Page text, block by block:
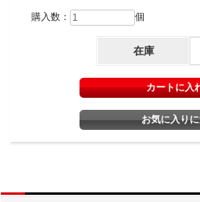
購入数： 個
在庫